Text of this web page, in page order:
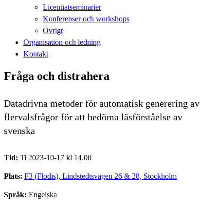
Licentiatseminarier
Konferenser och workshops
Övrigt
Organisation och ledning
Kontakt
Fråga och distrahera
Datadrivna metoder för automatisk generering av
flervalsfrågor för att bedöma läsförståelse av
svenska
Tid: Ti 2023-10-17 kl 14.00
Plats: F3 (Flodis), Lindstedtsvägen 26 & 28, Stockholm
Språk: Engelska